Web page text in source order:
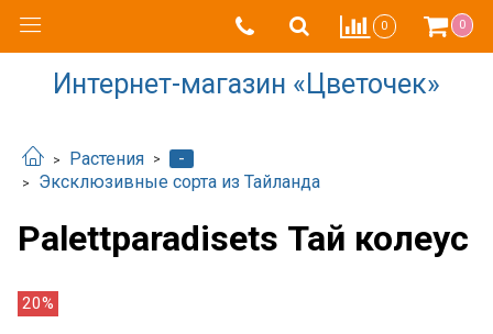
0 0
Интернет-магазин «Цветочек»
Растения
-
Эксклюзивные сорта из Тайланда
Palettparadisets Тай колеус
20%